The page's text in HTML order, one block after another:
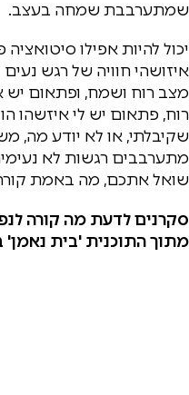
שמתערבבת שמחה בעצב.
יכול להיות אפילו
איזושהי חוויה של רגש נעים
מצב רוח ושמח, ופתאום
רוח, פתאום יש לי איזשהו
שקיבלתי, או לא יודע מה,
מתערבבים רגשות לא
שואל אתכם, מה באמת קורה
סקרנים לדעת מה קורה
מתוך התוכנית 'בית נאמן'